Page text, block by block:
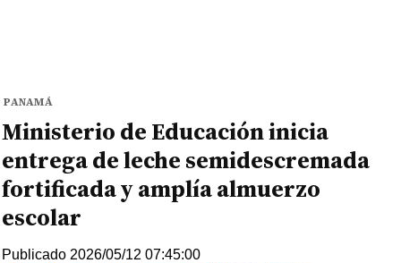
PANAMÁ
Ministerio de Educación inicia
entrega de leche semidescremada
fortificada y amplía almuerzo
escolar
Publicado 2026/05/12 07:45:00